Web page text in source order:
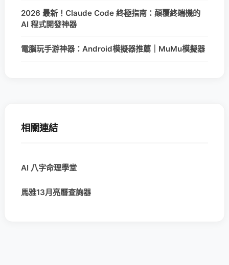
2026 最新！Claude Code 終極指南：顛覆終端機的
AI 程式開發神器
電腦玩手游神器：Android模擬器推薦｜MuMu模擬器
相關連結
AI 八字命理學堂
馬雅13月亮曆查詢器